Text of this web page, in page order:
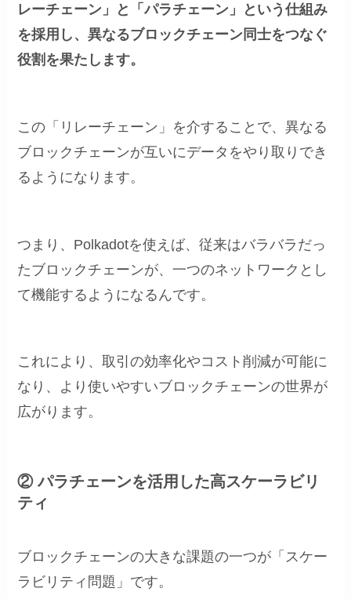
レーチェーン」と「パラチェーン」という仕組み
を採用し、異なるブロックチェーン同士をつなぐ
役割を果たします。
この「リレーチェーン」を介することで、異なる
ブロックチェーンが互いにデータをやり取りでき
るようになります。
つまり、Polkadotを使えば、従来はバラバラだっ
たブロックチェーンが、一つのネットワークとし
て機能するようになるんです。
これにより、取引の効率化やコスト削減が可能に
なり、より使いやすいブロックチェーンの世界が
広がります。
② パラチェーンを活用した高スケーラビリ
ティ
ブロックチェーンの大きな課題の一つが「スケー
ラビリティ問題」です。